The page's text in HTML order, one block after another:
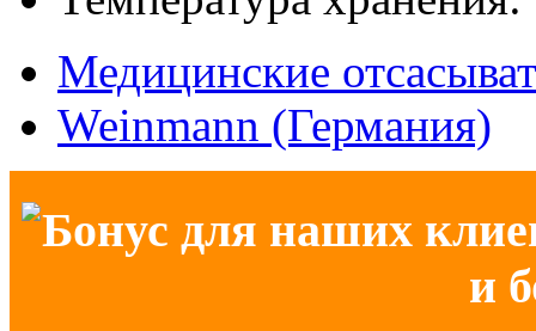
Медицинские
Weinmann (Германия)
Бонус для наших
и